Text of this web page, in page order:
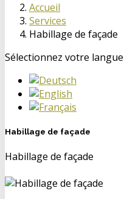
Accueil
Services
Habillage de façade
Sélectionnez votre langue
Habillage de façade
Habillage de façade